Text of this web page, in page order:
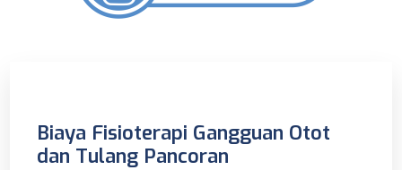
Biaya Fisioterapi Gangguan Otot
dan Tulang Pancoran